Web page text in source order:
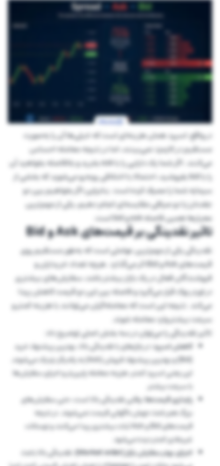
در واقع، اسپرد همان هزینه‌ای است که خیلی‌ها آن را به‌صورت
مستقیم در کارمزد نمی‌بینند، اما در نتیجه معامله احساس
می‌کنند. اگر شما یک دارایی را با ask بخرید و بلافاصله بخواهید آن
را با bid بفروشید، احتمالا با اختلافی روبه‌رو می‌شوید که بخشی از
سرمایه شما را مصرف کرده است. بنابراین اگر بخواهیم بین دو
جفت‌ارز یا دو صرافی مقایسه‌ای انجام دهیم، یکی از مهم‌ترین
معیارها همین فاصله ask و bid است.
تاثیر نقدینگی بر قیمت‌های Ask و Bid
نقدینگی یکی از مهم‌ترین عواملی است که به‌طور مستقیم روی
قیمت‌های Ask و Bid اثر می‌گذارد. هرچه تعداد خریداران و
فروشندگان فعال در یک بازار بیشتر باشد، سفارش‌های بیشتری
در اوردر بوک قرار می‌گیرد و فاصله بین این دو قیمت کاهش پیدا
می‌کند. نتیجه این است که معامله‌گران می‌توانند با هزینه کمتر و
سرعت بیشتر وارد معامله شوند.
تاثیر نقدینگی را می‌توان در سه بخش اصلی توضیح داد:
کاهش اسپرد: در بازارهای با نقدینگی بالا، بهترین پیشنهاد خرید
(Bid) و بهترین پیشنهاد فروش (Ask) به یکدیگر نزدیک می‌شوند.
این یعنی اسپرد کمتر، هزینه معامله پایین‌تر و اجرای سفارش‌ها
با سرعت بیشتر.
پایداری قیمت‌ها:وقتی نقدینگی بالا است، حتی سفارش‌های
بزرگ هم باعث جهش ناگهانی قیمت نمی‌شوند. در نتیجه
قیمت‌های Bid و Ask ثبات بیشتری پیدا می‌کنند و نوسانات
غیرعادی کمتر دیده می‌شود.
اجرای بهتر سفارش بازار (Market order
): نقدینگی بالا باعث